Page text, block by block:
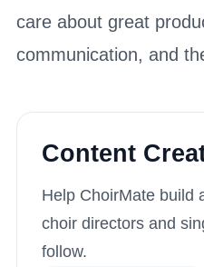
care about great
communication, and
Content
Help ChoirMate build
choir directors and
follow.